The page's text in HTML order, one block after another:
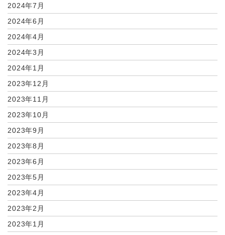
2024年7月
2024年6月
2024年4月
2024年3月
2024年1月
2023年12月
2023年11月
2023年10月
2023年9月
2023年8月
2023年6月
2023年5月
2023年4月
2023年2月
2023年1月